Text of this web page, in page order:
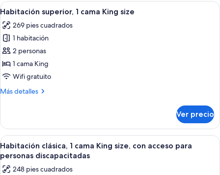
cama
size
Abrir
todas
las
fotos
de
Habitación
superior,
cama
Una habitación de hotel con cama,
6
Habitación superior, 1 cama King size
269 pies cuadrados
1 habitación
2 personas
1 cama King
Wifi gratuito
Más detalles
Más
superior,
cama
King
size
Ver precio
Abrir
todas
las
Habitación de hotel con cama,
5
Habitación clásica, 1 cama King size, con acceso para
personas discapacitadas
248 pies cuadrados